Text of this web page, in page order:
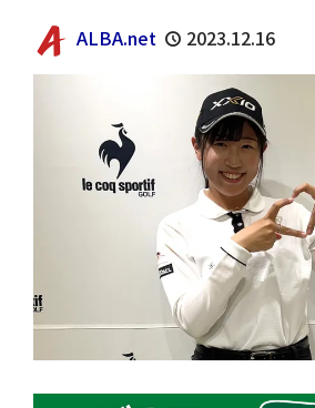
ALBA.net 2023.12.16